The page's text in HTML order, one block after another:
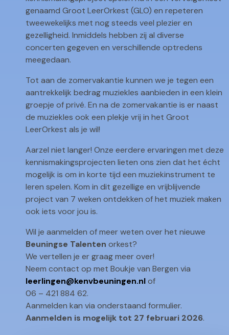
genaamd Groot LeerOrkest (GLO) en repeteren
tweewekelijks met nog steeds veel plezier en
gezelligheid. Inmiddels hebben zij al diverse
concerten gegeven en verschillende optredens
meegedaan.
Tot aan de zomervakantie kunnen we je tegen een
aantrekkelijk bedrag muziekles aanbieden in een klein
groepje of privé. En na de zomervakantie is er naast
de muziekles ook een plekje vrij in het Groot
LeerOrkest als je wil!
Aarzel niet langer! Onze eerdere ervaringen met deze
kennismakingsprojecten lieten ons zien dat het écht
mogelijk is om in korte tijd een muziekinstrument te
leren spelen. Kom in dit gezellige en vrijblijvende
project van 7 weken ontdekken of het muziek maken
ook iets voor jou is.
Wil je aanmelden of meer weten over het nieuwe
Beuningse Talenten orkest?
We vertellen je er graag meer over!
Neem contact op met Boukje van Bergen via
leerlingen@kenvbeuningen.nlof
06 – 421 884 62.
Aanmelden kan via onderstaand formulier.
Aanmelden is mogelijk tot 27 februari 2026.